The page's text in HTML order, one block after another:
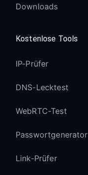
Downloads
Kostenlose Tools
IP-Prüfer
DNS-Lecktest
WebRTC-Test
Passwortgenerator
Link-Prüfer